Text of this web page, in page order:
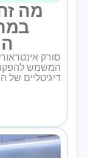
מה
סורק
המשמש להפקה
דיגיטליים